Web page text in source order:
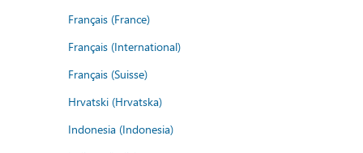
Français (France)
Français (International)
Français (Suisse)
Hrvatski (Hrvatska)
Indonesia (Indonesia)